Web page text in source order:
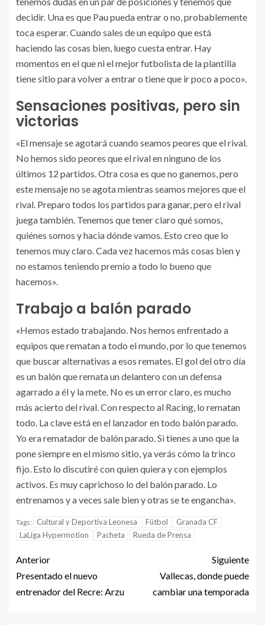
decidir. Una es que Pau pueda entrar o no, probablemente
toca esperar. Cuando sales de un equipo que está
haciendo las cosas bien, luego cuesta entrar. Hay
momentos en el que ni el mejor futbolista de la plantilla
tiene sitio para volver a entrar o tiene que ir poco a poco».
Sensaciones positivas, pero sin
victorias
«El mensaje se agotará cuando seamos peores que el rival.
No hemos sido peores que el rival en ninguno de los
últimos 12 partidos. Otra cosa es que no ganemos, pero
este mensaje no se agota mientras seamos mejores que el
rival. Preparo todos los partidos para ganar, pero el rival
juega también. Tenemos que tener claro qué somos,
quiénes somos y hacia dónde vamos. Esto creo que lo
tenemos muy claro. Cada vez hacemos más cosas bien y
no estamos teniendo premio a todo lo bueno que
hacemos».
Trabajo a balón parado
«Hemos estado trabajando. Nos hemos enfrentado a
equipos que rematan a todo el mundo, por lo que tenemos
que buscar alternativas a esos remates. El gol del otro día
es un balón que remata un delantero con un defensa
agarrado a él y la mete. No es un error claro, es mucho
más acierto del rival. Con respecto al Racing, lo rematan
todo. La clave está en el lanzador en todo balón parado.
Yo era rematador de balón parado. Si tienes a uno que la
pone siempre en el mismo sitio, ya verás cómo la trinco
fijo. Esto lo discutiré con quien quiera y con ejemplos
activos. Es muy caprichoso lo del balón parado. Lo
entrenamos y a veces sale bien y otras se te engancha».
Tags: Cultural y Deportiva Leonesa Fútbol
Granada CF
LaLiga Hypermotion
Pacheta Rueda de Prensa
Anterior
Presentado el nuevo
entrenador del Recre: Arzu
Siguiente
Vallecas, donde puede
cambiar una temporada